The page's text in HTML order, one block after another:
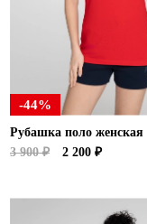
-44%
Рубашка поло женская
3 900 ₽
2 200 ₽